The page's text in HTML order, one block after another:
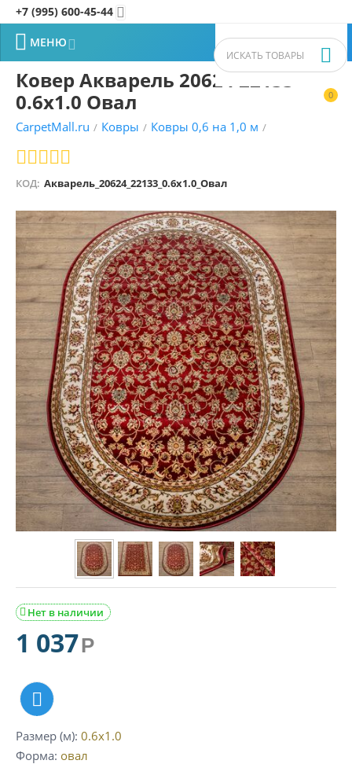
+7 (995) 600-45-44 
0


 МЕНЮ
Ковер Акварель 20624 22133
0.6x1.0 Овал
CarpetMall.ru / Ковры / Ковры 0,6 на 1,0 м /
КОД: Акварель_20624_22133_0.6x1.0_Овал
Нет в наличии

1 037Р
Размер (м) 0.6x1.0
Форма овал